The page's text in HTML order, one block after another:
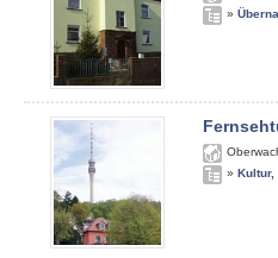
»
» Kultur,